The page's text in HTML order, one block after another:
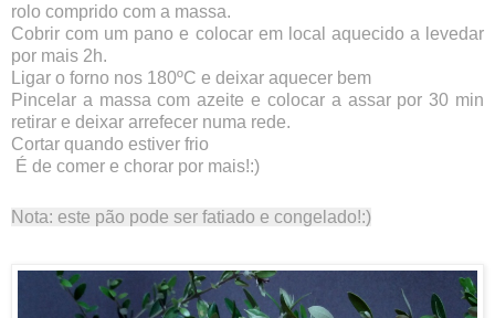
rolo comprido com a massa.
Cobrir com um pano e colocar em local aquecido a levedar
por mais 2h.
Ligar o forno nos 180ºC e deixar aquecer bem
Pincelar a massa com azeite e colocar a assar por 30 min
retirar e deixar arrefecer numa rede.
Cortar quando estiver frio
É de comer e chorar por mais!:)
Nota: este pão pode ser fatiado e congelado!:)